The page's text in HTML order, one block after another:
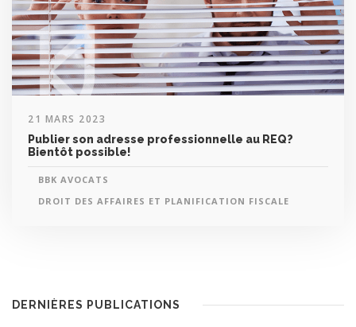
21 MARS 2023
Publier son adresse professionnelle au REQ?
Bientôt possible!
BBK AVOCATS
DROIT DES AFFAIRES ET PLANIFICATION FISCALE
DERNIÈRES PUBLICATIONS